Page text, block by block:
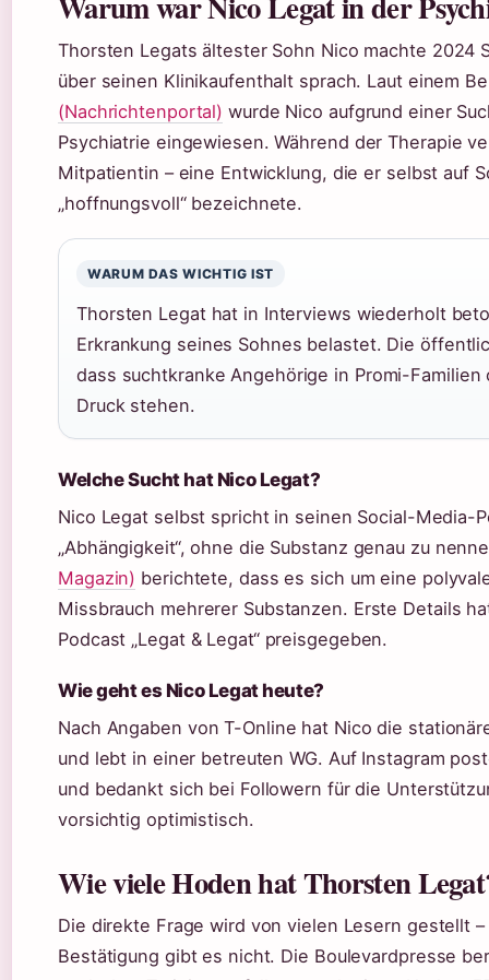
Thorsten Legats ältester Sohn Nico machte 2024
über seinen Klinikaufenthalt sprach. Laut einem
(Nachrichtenportal) wurde Nico aufgrund einer
Psychiatrie eingewiesen. Während der Therapie
Mitpatientin – eine Entwicklung, die er selbst auf
„hoffnungsvoll“ bezeichnete.
WARUM DAS WICHTIG IST
Thorsten Legat hat in Interviews wiederholt
Erkrankung seines Sohnes belastet. Die
dass suchtkranke Angehörige in Promi-
Druck stehen.
Welche Sucht hat Nico Legat?
Nico Legat selbst spricht in seinen Social-Media-
„Abhängigkeit“, ohne die Substanz genau zu
Magazin) berichtete, dass es sich um eine
Missbrauch mehrerer Substanzen. Erste Details
Podcast „Legat & Legat“ preisgegeben.
Wie geht es Nico Legat heute?
Nach Angaben von T-Online hat Nico die
und lebt in einer betreuten WG. Auf Instagram
und bedankt sich bei Followern für die
vorsichtig optimistisch.
Wie viele Hoden hat Thorsten
Die direkte Frage wird von vielen Lesern gestellt
Bestätigung gibt es nicht. Die Boulevardpresse